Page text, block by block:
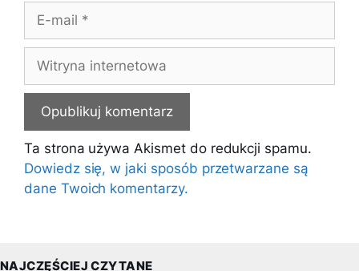
mail
internetowa
Ta strona używa Akismet do redukcji spamu.
Dowiedz się, w jaki sposób przetwarzane są
dane Twoich komentarzy.
NAJCZĘŚCIEJ CZYTANE